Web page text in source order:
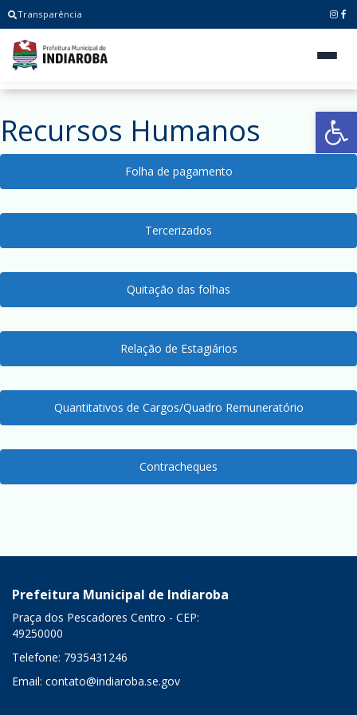
Transparência
Recursos Humanos
Folha de pagamento
Tercerizados
Quitação das folhas
Relação de Estagiários
Quantitativos de Cargos/Quadro Remuneratório
Contracheques
Prefeitura Municipal de Indiaroba
Praça dos Pescadores Centro - CEP:
49250000
Telefone: 7935431246
Email: contato@indiaroba.se.gov